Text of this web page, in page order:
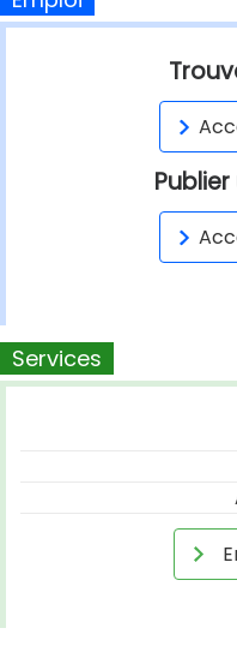
Services